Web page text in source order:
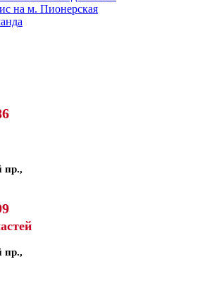
на м. Пионерская
пр.,
пр.,